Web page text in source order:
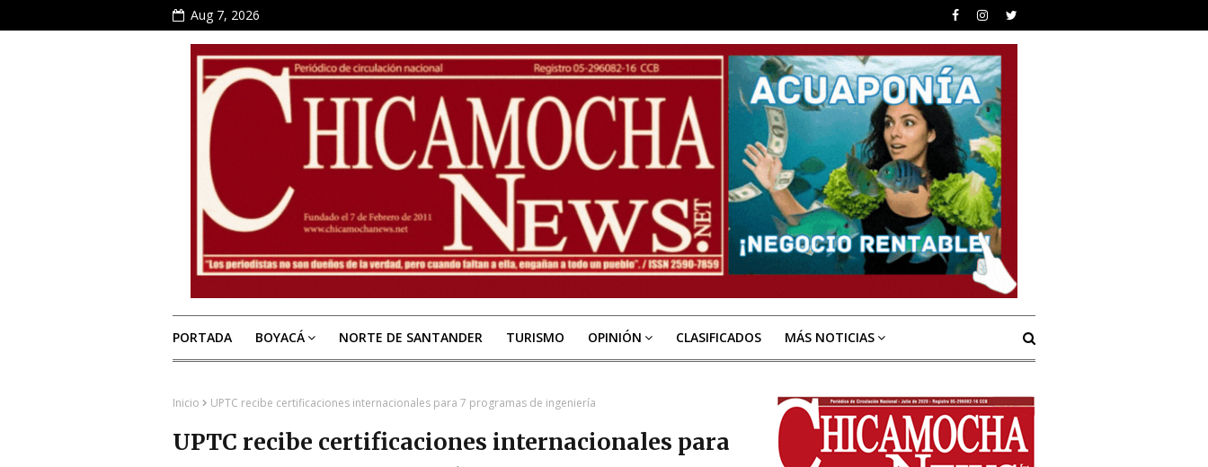
Aug 7, 2026
PORTADA BOYACÁ NORTE DE SANTANDER TURISMO OPINIÓN CLASIFICADOS MÁS NOTICIAS
Inicio UPTC recibe certificaciones internacionales para 7 programas de ingeniería
UPTC recibe certificaciones internacionales para